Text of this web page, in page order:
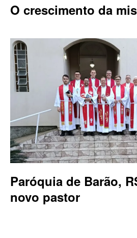
O crescimento da
Paróquia de Barão,
novo pastor